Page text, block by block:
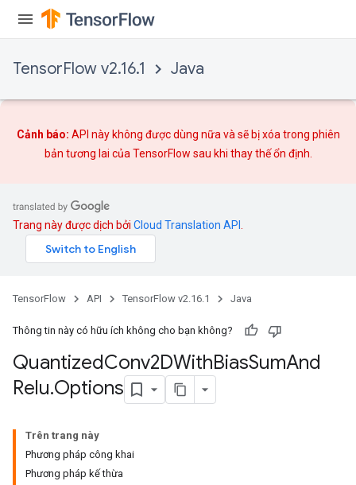
TensorFlow v2.16.1 Java
Cảnh báo: API này không được dùng nữa và sẽ bị xóa trong phiên
bản tương lai của TensorFlow sau khi thay thếổn định.
Trang này được dịch bởi Cloud Translation API
TensorFlow API TensorFlow v2.16.1 Java
Thông tin này có hữu ích không cho bạn không?
QuantizedConv2DWithBiasSumAnd
Relu.Options
Trên trang này
Phương pháp công khai
Phương pháp kế thừa